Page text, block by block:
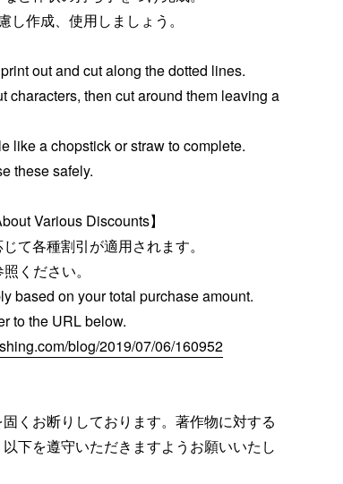
作成、使用しましょう。
out and cut along the dotted lines.
characters, then cut around them leaving a
like a chopstick or straw to complete.
these safely.
Various Discounts】
て各種割引が適用されます。
ください。
based on your total purchase amount.
to the URL below.
blog/2019/07/06/160952
くお断りしております。著作物に対する
下を遵守いただきますようお願いいたし